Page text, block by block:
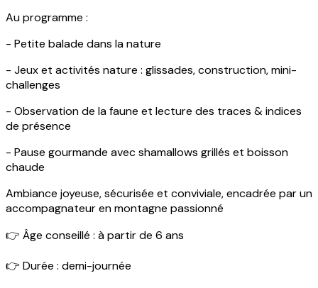
Au programme :
- Petite balade dans la nature
- Jeux et activités nature : glissades, construction, mini-
challenges
- Observation de la faune et lecture des traces & indices
de présence
- Pause gourmande avec shamallows grillés et boisson
chaude
Ambiance joyeuse, sécurisée et conviviale, encadrée par un
accompagnateur en montagne passionné
👉 Âge conseillé : à partir de 6 ans
👉 Durée : demi-journée